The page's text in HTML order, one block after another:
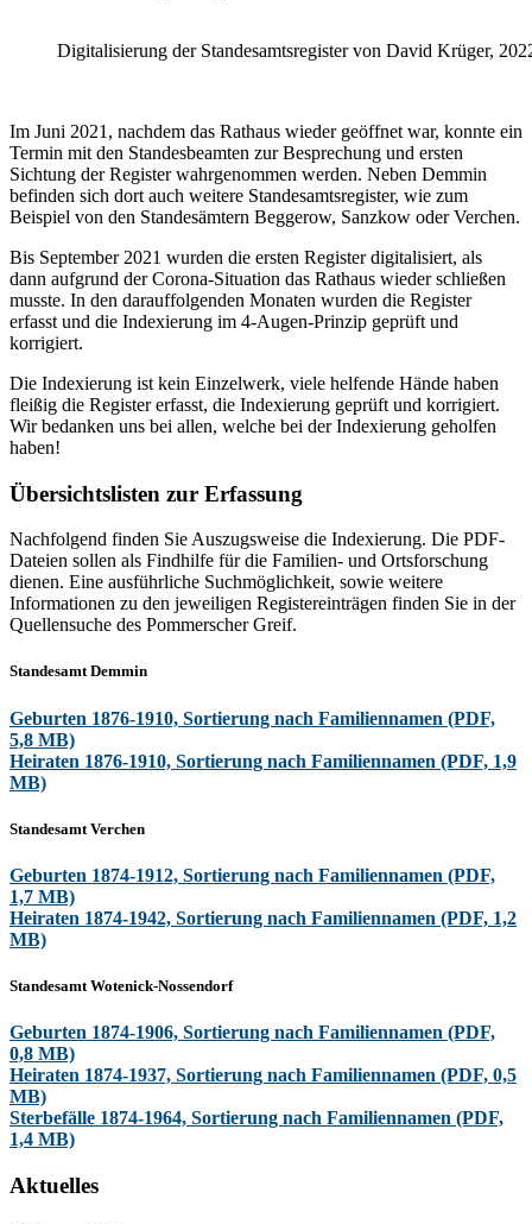
Digitalisierung der Standesamtsregister von David Krüger,
Im Juni 2021, nachdem das Rathaus wieder geöffnet war, konnte ein
Termin mit den Standesbeamten zur Besprechung und ersten
Sichtung der Register wahrgenommen werden. Neben Demmin
befinden sich dort auch weitere Standesamtsregister, wie zum
Beispiel von den Standesämtern Beggerow, Sanzkow oder Verchen.
Bis September 2021 wurden die ersten Register digitalisiert, als
dann aufgrund der Corona-Situation das Rathaus wieder schließen
musste. In den darauffolgenden Monaten wurden die Register
erfasst und die Indexierung im 4-Augen-Prinzip geprüft und
korrigiert.
Die Indexierung ist kein Einzelwerk, viele helfende Hände haben
fleißig die Register erfasst, die Indexierung geprüft und korrigiert.
Wir bedanken uns bei allen, welche bei der Indexierung geholfen
haben!
Übersichtslisten zur Erfassung
Nachfolgend finden Sie Auszugsweise die Indexierung. Die PDF-
Dateien sollen als Findhilfe für die Familien- und Ortsforschung
dienen. Eine ausführliche Suchmöglichkeit, sowie weitere
Informationen zu den jeweiligen Registereinträgen finden Sie in der
Quellensuche des Pommerscher Greif.
Standesamt Demmin
Geburten 1876-1910, Sortierung nach Familiennamen (PDF,
5,8 MB)
Heiraten 1876-1910, Sortierung nach Familiennamen (PDF, 1,9
MB)
Standesamt Verchen
Geburten 1874-1912, Sortierung nach Familiennamen (PDF,
1,7 MB)
Heiraten 1874-1942, Sortierung nach Familiennamen (PDF, 1,2
MB)
Standesamt Wotenick-Nossendorf
Geburten 1874-1906, Sortierung nach Familiennamen (PDF,
0,8 MB)
Heiraten 1874-1937, Sortierung nach Familiennamen (PDF, 0,5
MB)
Sterbefälle 1874-1964, Sortierung nach Familiennamen (PDF,
1,4 MB)
Aktuelles